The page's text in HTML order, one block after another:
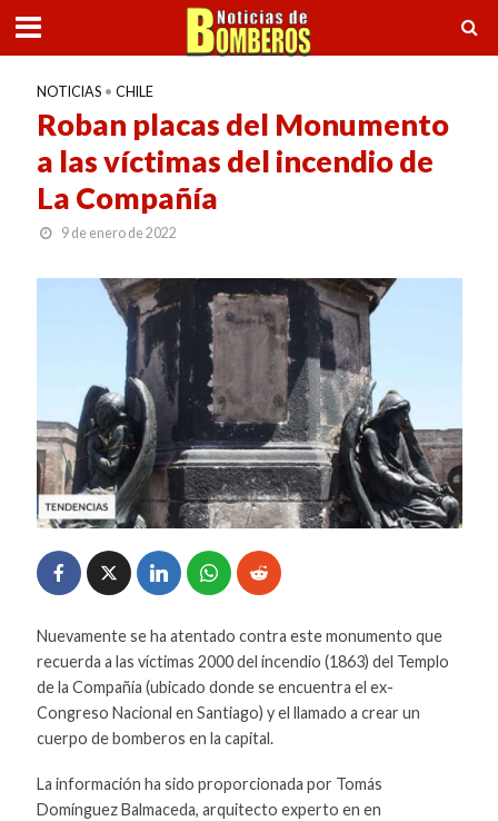
NOTICIAS • CHILE
Roban placas del Monumento
a las víctimas del incendio de
La Compañía
9 de enero de 2022
Nuevamente se ha atentado contra este monumento que
recuerda a las víctimas 2000 del incendio (1863) del Templo
de la Compañía (ubicado donde se encuentra el ex-
Congreso Nacional en Santiago) y el llamado a crear un
cuerpo de bomberos en la capital.
La información ha sido proporcionada por Tomás
Domínguez Balmaceda, arquitecto experto en en